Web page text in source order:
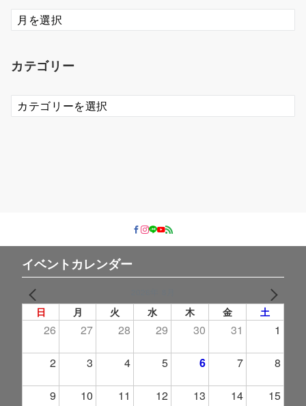
ア
ー
ブ
カテゴリー
カ
テ
イベントカレンダー
日 月 火 水 木 金 土
26 27 28 29 30 31 1
2 3 4 5 6 7 8
9 10 11 12 13 14 15